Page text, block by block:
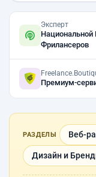
Эксперт
Национальной
Фрилансеров
Премиум-
РАЗДЕЛЫ Веб-
Дизайн и